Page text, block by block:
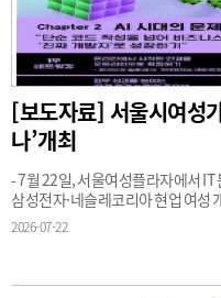
[보도자료] 서울시여성
나’개최
- 7월 22일, 서울여성플라자에서 IT
삼성전자·네슬레코리아 현업 여성
료와
2026-07-22